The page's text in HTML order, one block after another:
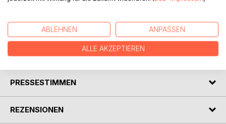
shown in categories recommended, yes, little and no and
AUTOR/IN
PRESSESTIMMEN
REZENSIONEN
ABLEHNEN ANPASSEN
ALLE AKZEPTIEREN